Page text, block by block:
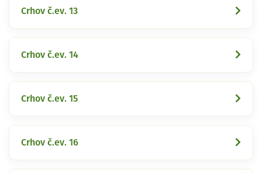
Crhov č.ev. 13
Crhov č.ev. 14
Crhov č.ev. 15
Crhov č.ev. 16